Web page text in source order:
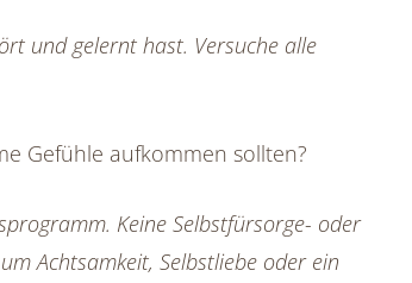
und gelernt hast. Versuche alle
Gefühle aufkommen sollten?
Keine Selbstfürsorge- oder
Achtsamkeit, Selbstliebe oder ein